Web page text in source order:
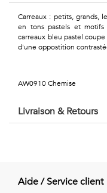
Géométriques
Talents
Métiers
motifs
Urbain
Carreaux : petits, grands,
en tons pastels et
carreaux bleu
d'une oppostition
AW0910 Chemise
Livraison & Retours
Aide / Service client